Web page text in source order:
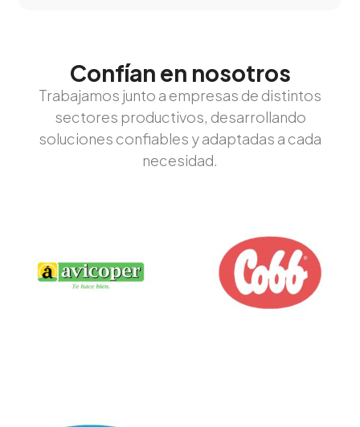
Confían en nosotros
Trabajamos junto a empresas de distintos
sectores productivos, desarrollando
soluciones confiables y adaptadas a cada
necesidad.